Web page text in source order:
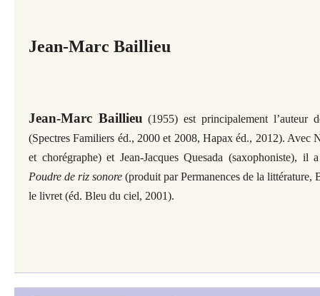
Jean-Marc Baillieu
Jean-Marc Baillieu (1955) est principalement l’auteur
(Spectres Familiers éd., 2000 et 2008, Hapax éd., 2012). Avec
et chorégraphe) et Jean-Jacques Quesada (saxophoniste), il
Poudre de riz sonore (produit par Permanences de la littérature,
le livret (éd. Bleu du ciel, 2001).